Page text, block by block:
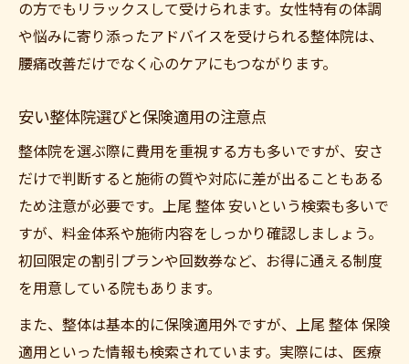
の方でもリラックスして受けられます。女性特有の体調
や悩みに寄り添ったアドバイスを受けられる整体院は、
腰痛改善だけでなく心のケアにもつながります。
安い整体院選びと保険適用の注意点
整体院を選ぶ際に費用を重視する方も多いですが、安さ
だけで判断すると施術の質や対応に差が出ることもある
ため注意が必要です。上尾 整体 安いという検索も多いで
すが、料金体系や施術内容をしっかり確認しましょう。
初回限定の割引プランや回数券など、お得に通える制度
を用意している院もあります。
また、整体は基本的に保険適用外ですが、上尾 整体 保険
適用といった情報も検索されています。実際には、医療